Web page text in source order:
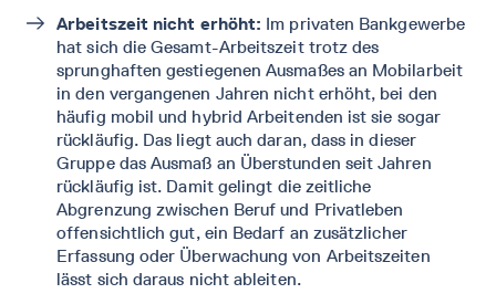
Arbeitszeit nicht erhöht: Im privaten Bankgewerbe
hat sich die Gesamt-Arbeitszeit trotz des
sprunghaften gestiegenen Ausmaßes an Mobilarbeit
in den vergangenen Jahren nicht erhöht, bei den
häufig mobil und hybrid Arbeitenden ist sie sogar
rückläufig. Das liegt auch daran, dass in dieser
Gruppe das Ausmaß an Überstunden seit Jahren
rückläufig ist. Damit gelingt die zeitliche
Abgrenzung zwischen Beruf und Privatleben
offensichtlich gut, ein Bedarf an zusätzlicher
Erfassung oder Überwachung von Arbeitszeiten
lässt sich daraus nicht ableiten.